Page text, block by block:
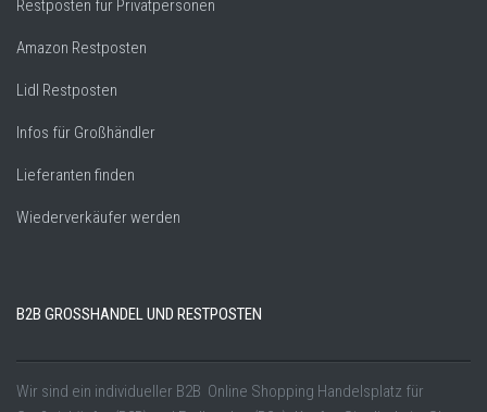
Restposten für Privatpersonen
Amazon Restposten
Lidl Restposten
Infos für Großhändler
Lieferanten finden
Wiederverkäufer werden
B2B GROSSHANDEL UND RESTPOSTEN
Wir sind ein individueller B2B Online Shopping Handelsplatz für